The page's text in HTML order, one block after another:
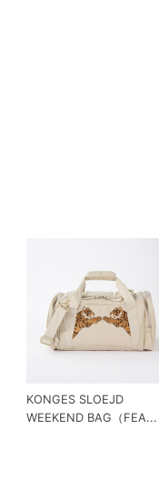
KONGES SLOEJD
WEEKEND BAG（FEA...